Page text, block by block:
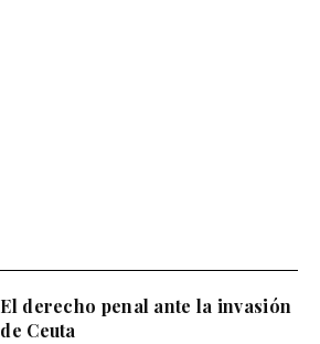
El derecho penal ante la invasión
de Ceuta